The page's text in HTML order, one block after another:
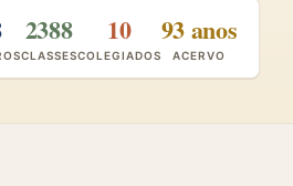
2388
CLASSES
10
COLEGIADOS
93 anos
ACERVO